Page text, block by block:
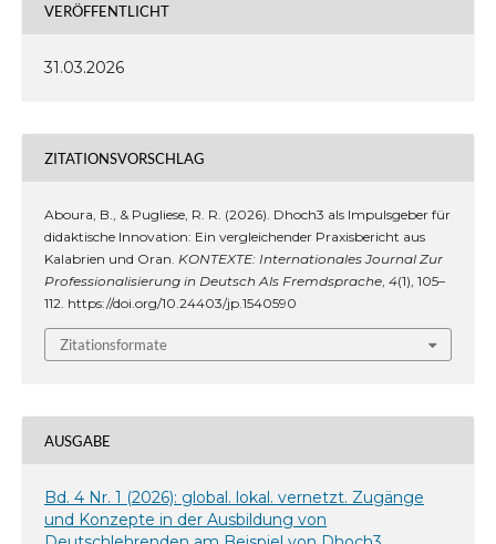
VERÖFFENTLICHT
31.03.2026
ZITATIONSVORSCHLAG
Aboura, B., & Pugliese, R. R. (2026). Dhoch3 als Impulsgeber für
didaktische Innovation: Ein vergleichender Praxisbericht aus
Kalabrien und Oran. KONTEXTE: Internationales Journal Zur
Professionalisierung in Deutsch Als Fremdsprache, 4(1), 105–
112. https://doi.org/10.24403/jp.1540590
Zitationsformate
AUSGABE
Bd. 4 Nr. 1 (2026): global. lokal. vernetzt. Zugänge
und Konzepte in der Ausbildung von